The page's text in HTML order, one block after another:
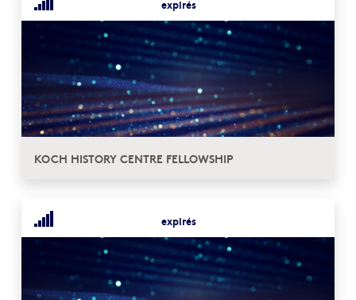
expirés
KOCH HISTORY CENTRE FELLOWSHIP
expirés